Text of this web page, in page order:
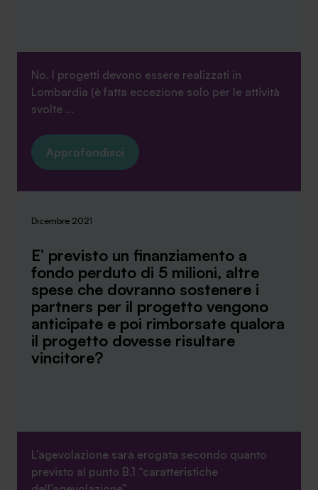
No. I progetti devono essere realizzati in
Lombardia (è fatta eccezione solo per le attività
svolte ...
Approfondisci
Dicembre 2021
E’ previsto un finanziamento a
fondo perduto di 5 milioni, altre
spese che dovranno sostenere i
partners per il progetto vengono
anticipate e poi rimborsate qualora
il progetto dovesse risultare
vincitore?
L’agevolazione sarà erogata secondo quanto
previsto al punto B.1 “caratteristiche